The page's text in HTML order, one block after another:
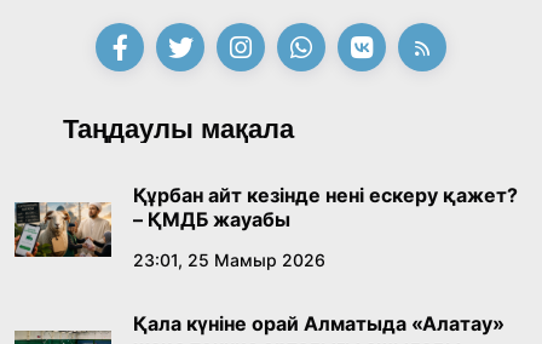
Таңдаулы мақала
Құрбан айт кезінде нені ескеру қажет?
– ҚМДБ жауабы
23:01, 25 Мамыр 2026
Қала күніне орай Алматыда «Алатау»